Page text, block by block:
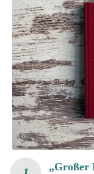
„Großer